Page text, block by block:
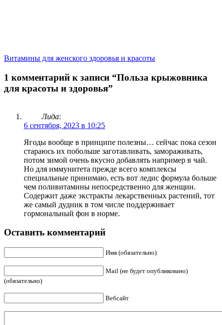
Витамины для женского здоровья и красоты
1 комментарий к записи “Польза крыжовника
для красоты и здоровья”
Лида:
6 сентября, 2023 в 10:25
Ягоды вообще в принципе полезны… сейчас пока сезон
стараюсь их побольше заготавливать, замораживать,
потом зимой очень вкусно добавлять например в чай.
Но для иммунитета прежде всего комплексы
специальные принимаю, есть вот ледис формула больше
чем поливитамины непосредственно для женщин.
Содержит даже экстракты лекарственных растений, тот
же самый дудник в том числе поддерживает
гормональный фон в норме.
Оставить комментарий
Имя (обязательно)
Mail (не будет опубликовано)
(обязательно)
Вебсайт